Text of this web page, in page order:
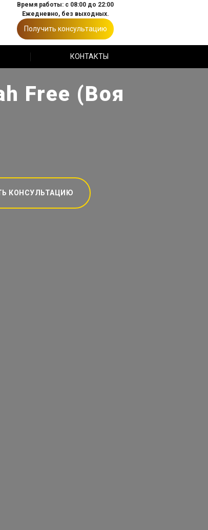
Время работы: с 08:00 до 22:00
Ежедневно, без выходных.
Получить консультацию
КОНТАКТЫ
Free (Воя
КОНСУЛЬТАЦИЮ